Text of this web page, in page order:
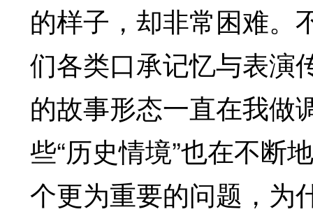
的样子，却非常困难。
们各类口承记忆与表演
的故事形态一直在我做
些“历史情境”也在不断
个更为重要的问题，为